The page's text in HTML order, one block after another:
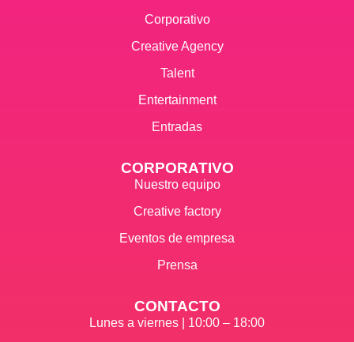
Corporativo
Creative Agency
Talent
Entertainment
Entradas
CORPORATIVO
Nuestro equipo
Creative factory
Eventos de empresa
Prensa
CONTACTO
Lunes a viernes | 10:00 – 18:00